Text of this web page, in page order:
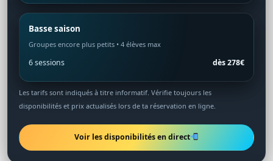
Basse saison
Groupes encore plus petits • 4 élèves max
6 sessions dès 278€
Les tarifs sont indiqués à titre informatif. Vérifie toujours les
disponibilités et prix actualisés lors de ta réservation en ligne.
Voir les disponibilités en direct